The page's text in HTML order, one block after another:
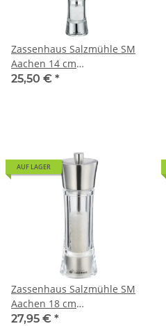
Zassenhaus Salzmühle SM
Aachen 14 cm
Edelstahl/Acryl
25,50 € *
AUF LAGER
Zassenhaus Salzmühle SM
Aachen 18 cm
Edelstahl/Acryl
27,95 € *